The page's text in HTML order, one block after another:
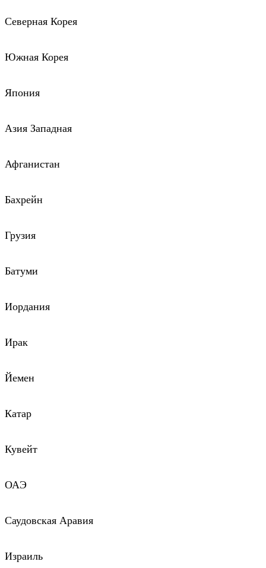
Северная Корея
Южная Корея
Япония
Азия Западная
Афганистан
Бахрейн
Грузия
Батуми
Иордания
Ирак
Йемен
Катар
Кувейт
ОАЭ
Саудовская Аравия
Израиль